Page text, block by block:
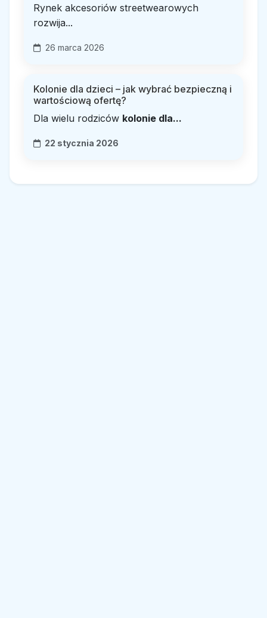
Rynek akcesoriów streetwearowych
rozwija...
26 marca 2026
Kolonie dla dzieci – jak wybrać bezpieczną i
wartościową ofertę?
Dla wielu rodziców kolonie dla...
22 stycznia 2026